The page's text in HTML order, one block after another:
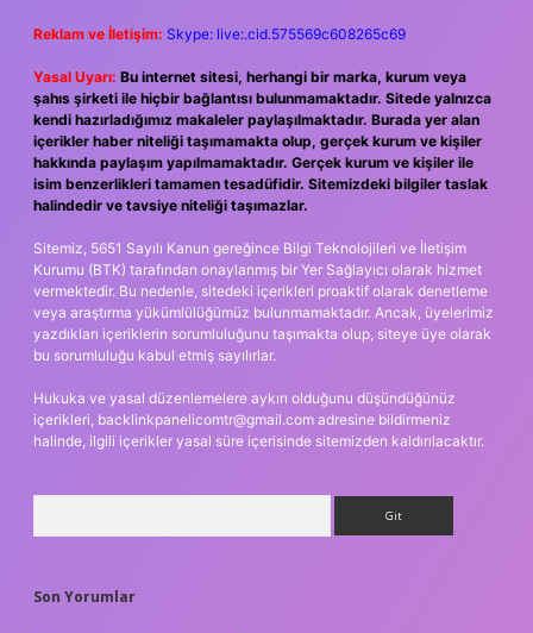
Reklam ve İletişim: Skype: live:.cid.575569c608265c69
Yasal Uyarı: Bu internet sitesi, herhangi bir marka, kurum veya
şahıs şirketi ile hiçbir bağlantısı bulunmamaktadır. Sitede yalnızca
kendi hazırladığımız makaleler paylaşılmaktadır. Burada yer alan
içerikler haber niteliği taşımamakta olup, gerçek kurum ve kişiler
hakkında paylaşım yapılmamaktadır. Gerçek kurum ve kişiler ile
isim benzerlikleri tamamen tesadüfidir. Sitemizdeki bilgiler taslak
halindedir ve tavsiye niteliği taşımazlar.
Sitemiz, 5651 Sayılı Kanun gereğince Bilgi Teknolojileri ve İletişim
Kurumu (BTK) tarafından onaylanmış bir Yer Sağlayıcı olarak hizmet
vermektedir. Bu nedenle, sitedeki içerikleri proaktif olarak denetleme
veya araştırma yükümlülüğümüz bulunmamaktadır. Ancak, üyelerimiz
yazdıkları içeriklerin sorumluluğunu taşımakta olup, siteye üye olarak
bu sorumluluğu kabul etmiş sayılırlar.
Hukuka ve yasal düzenlemelere aykırı olduğunu düşündüğünüz
içerikleri, backlinkpanelicomtr@gmail.com adresine bildirmeniz
halinde, ilgili içerikler yasal süre içerisinde sitemizden kaldırılacaktır.
Son Yorumlar